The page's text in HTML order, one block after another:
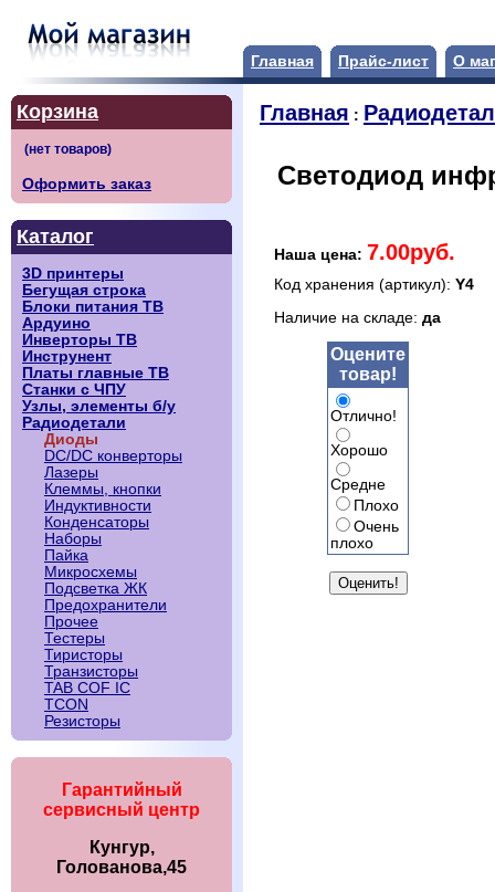
Главная Прайс-лист О
Корзина
Оформить заказ
Каталог
3D принтеры
Бегущая строка
Блоки питания ТВ
Ардуино
Инверторы ТВ
Инструнент
Платы главные ТВ
Станки с ЧПУ
Узлы, элементы б/у
Радиодетали
Диоды
DC/DC конверторы
Лазеры
Клеммы, кнопки
Индуктивности
Конденсаторы
Наборы
Пайка
Микросхемы
Подсветка ЖК
Предохранители
Прочее
Тестеры
Тиристоры
Транзисторы
TAB COF IC
TCON
Резисторы
Гарантийный
сервисный центр
Кунгур,
Голованова,45
Главная :
Светодиод
Наша цена: 7.00руб.
Код хранения (артикул): Y4
Наличие на складе: да
Оцените
товар!
Отлично!
Хорошо
Средне
Плохо
Очень
плохо